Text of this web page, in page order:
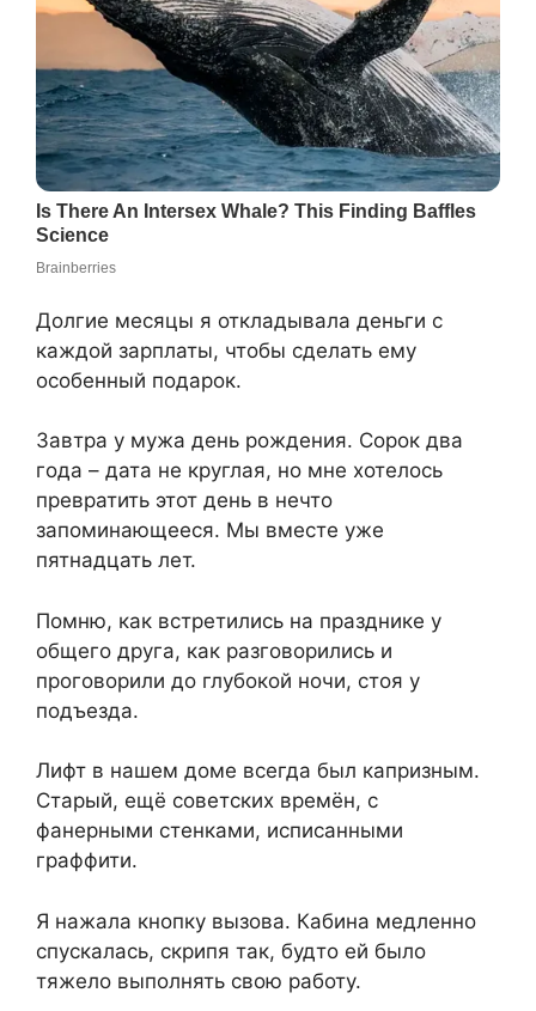
Долгие месяцы я откладывала деньги с
каждой зарплаты, чтобы сделать ему
особенный подарок.
Завтра у мужа день рождения. Сорок два
года – дата не круглая, но мне хотелось
превратить этот день в нечто
запоминающееся. Мы вместе уже
пятнадцать лет.
Помню, как встретились на празднике у
общего друга, как разговорились и
проговорили до глубокой ночи, стоя у
подъезда.
Лифт в нашем доме всегда был капризным.
Старый, ещё советских времён, с
фанерными стенками, исписанными
граффити.
Я нажала кнопку вызова. Кабина медленно
спускалась, скрипя так, будто ей было
тяжело выполнять свою работу.